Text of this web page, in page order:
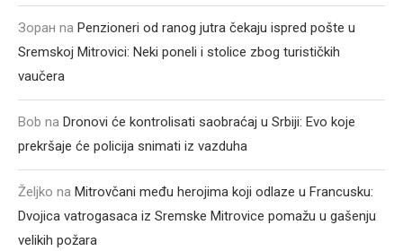
Зоран na Penzioneri od ranog jutra čekaju ispred pošte u
Sremskoj Mitrovici: Neki poneli i stolice zbog turističkih
vaučera
Bob na Dronovi će kontrolisati saobraćaj u Srbiji: Evo koje
prekršaje će policija snimati iz vazduha
Željko na Mitrovčani među herojima koji odlaze u Francusku:
Dvojica vatrogasaca iz Sremske Mitrovice pomažu u gašenju
velikih požara